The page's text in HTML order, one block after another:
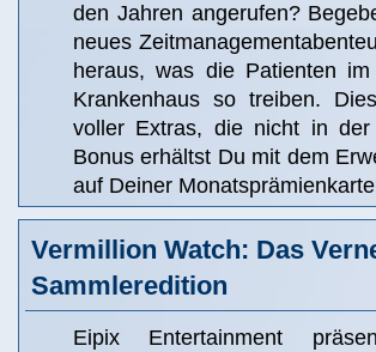
den Jahren angerufen?
neues
heraus, was die Patienten
Krankenhaus so treiben.
voller Extras, die nicht in der
Bonus erhältst Du mit dem
auf Deiner
Vermillion Watch: Das
Sammleredition
Eipix Entertainment